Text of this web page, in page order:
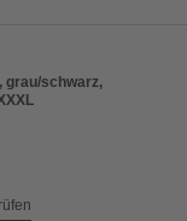
grau/schwarz,